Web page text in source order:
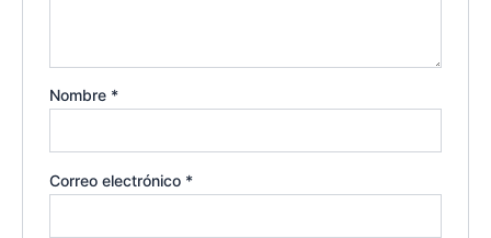
Nombre *
Correo electrónico *